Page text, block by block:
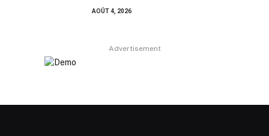
AOÛT 4, 2026
Advertisement